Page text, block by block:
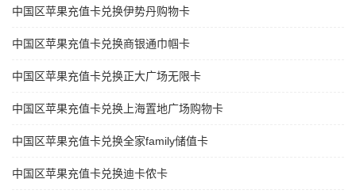
中国区苹果充值卡兑换伊势丹购物卡
中国区苹果充值卡兑换商银通巾帼卡
中国区苹果充值卡兑换正大广场无限卡
中国区苹果充值卡兑换上海置地广场购物卡
中国区苹果充值卡兑换全家family储值卡
中国区苹果充值卡兑换迪卡侬卡